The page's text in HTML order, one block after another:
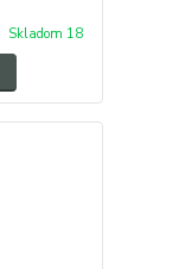
Skladom 18